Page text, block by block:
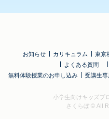
お知らせ カリキュラム 東京
よくある質問
無料体験授業のお申し込み
受講生
小学生向けキッズプ
さくらぼ© All